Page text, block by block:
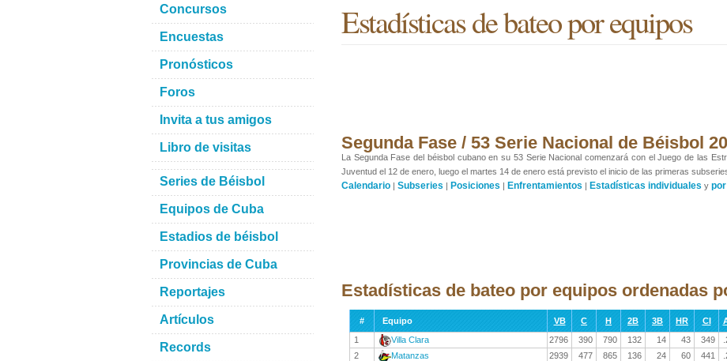
Estadísticas de bateo por equipos
Segunda Fase / 53 Serie Nacional de Béisbol
La Segunda Fase del béisbol cubano en su 53 Serie Nacional comenzará con el Juego de las
Juventud el 12 de enero, luego el martes 14 de enero está previsto el inicio de las primeras
Calendario | Subseries | Posiciones | Enfrentamientos | Estadísticas individuales y
Estadísticas de bateo por equipos ordenadas
# Equipo VB C H 2B 3B HR CI
1
Villa Clara 2796 390 790 132 14 43 349
2
Matanzas 2939 477 865 136 24 60 441
Concursos
Encuestas
Pronósticos
Foros
Invita a tus amigos
Libro de visitas
Series de Béisbol
Equipos de Cuba
Estadios de béisbol
Provincias de Cuba
Reportajes
Artículos
Records